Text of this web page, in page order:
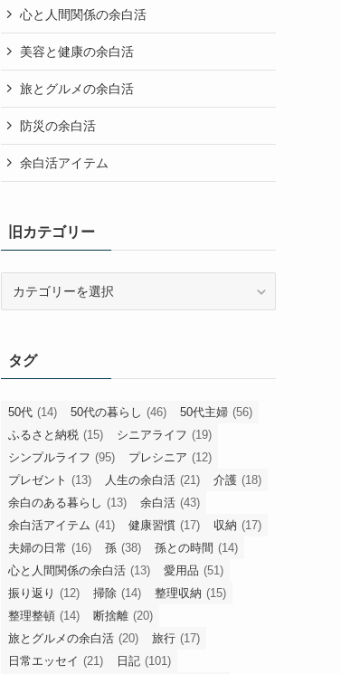
心と人間関係の余白活
美容と健康の余白活
旅とグルメの余白活
防災の余白活
余白活アイテム
旧カテゴリー
リ
ー
タグ
50代 (14) 50代の暮らし (46) 50代主婦 (56)
ふるさと納税 (15) シニアライフ (19)
シンプルライフ (95) プレシニア (12)
プレゼント (13) 人生の余白活 (21) 介護 (18)
余白のある暮らし (13) 余白活 (43)
余白活アイテム (41) 健康習慣 (17) 収納 (17)
夫婦の日常 (16) 孫 (38) 孫との時間 (14)
心と人間関係の余白活 (13) 愛用品 (51)
振り返り (12) 掃除 (14) 整理収納 (15)
整理整頓 (14) 断捨離 (20)
旅とグルメの余白活 (20) 旅行 (17)
日常エッセイ (21) 日記 (101)